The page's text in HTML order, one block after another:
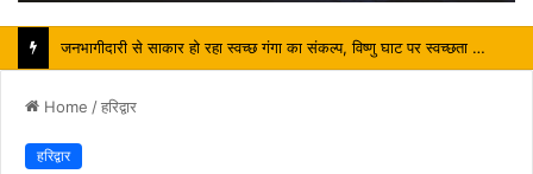
जनभागीदारी से साकार हो रहा स्वच्छ गंगा का संकल्प, विष्णु घाट पर स्वच्छता अभियान बना कांवड़ यात्रियों के लिए प्रेरणा
Home /हरिद्वार
हरिद्वार